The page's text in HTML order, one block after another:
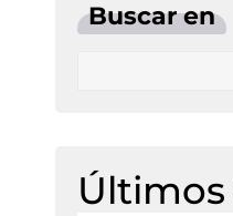
Buscar en